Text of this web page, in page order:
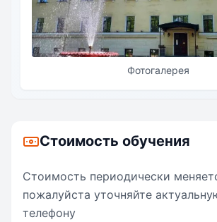
Фотогалерея
Стоимость обучения
Стоимость периодически
пожалуйста уточняйте
телефону